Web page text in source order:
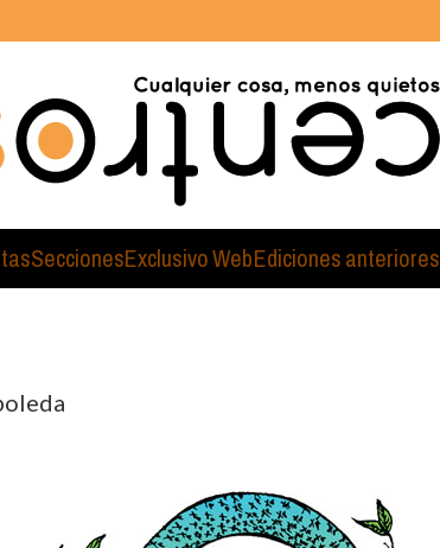
SeccionesExclusivo WebEdiciones anteriores